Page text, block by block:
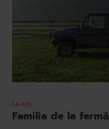
La noi
Familia de la fermă